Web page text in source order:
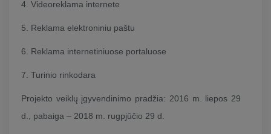
4. Videoreklama internete
5. Reklama elektroniniu paštu
6. Reklama internetiniuose portaluose
7. Turinio rinkodara
Projekto veiklų įgyvendinimo pradžia: 2016 m. liepos 29
d., pabaiga – 2018 m. rugpjūčio 29 d.